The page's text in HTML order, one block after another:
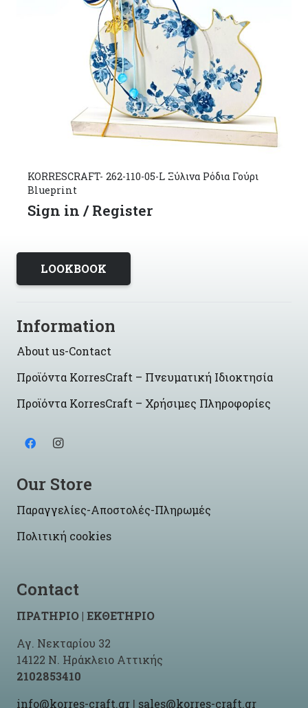
KORRESCRAFT- 262-110-05-L Ξύλινα Ρόδια Γούρι
Blueprint
Sign in / Register
LOOKBOOK
Information
About us-Contact
Προϊόντα KorresCraft – Πνευματική Ιδιοκτησία
Προϊόντα KorresCraft – Χρήσιμες Πληροφορίες
Our Store
Παραγγελίες-Αποστολές-Πληρωμές
Πολιτική cookies
Contact
ΠΡΑΤΗΡΙΟ | ΕΚΘΕΤΗΡΙΟ
Αγ. Νεκταρίου 32
14122 Ν. Ηράκλειο Αττικής
2102853410
info@korres-craft.gr | sales@korres-craft.gr